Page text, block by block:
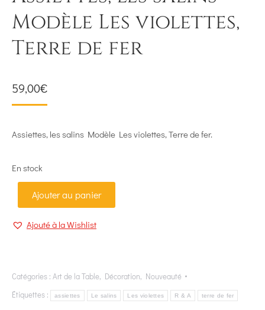
Modèle Les violettes,
Terre de fer
59,00€
Assiettes, les salins Modèle Les violettes, Terre de fer.
En stock
Ajouter au panier
Ajouté à la Wishlist
Catégories : Art de la Table, Décoration, Nouveauté
Étiquettes :
assiettes Le salins Les violettes R & A terre de fer